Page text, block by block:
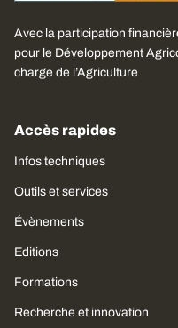
Avec la participation
pour le Développement
charge de l’Agriculture
Accès rapides
Infos techniques
Outils et services
Évènements
Editions
Formations
Recherche et innovation